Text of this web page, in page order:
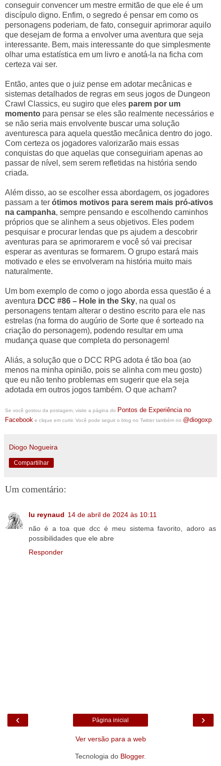
conseguir convencer um mestre ermitão de que ele é um
discípulo digno. Enfim, o segredo é pensar em como os
personagens poderiam, de fato, conseguir aprimorar aquilo
que desejam de forma a envolver uma aventura que seja
interessante. Bem, mais interessante do que simplesmente
olhar uma estatística em um livro e anotá-la na ficha com
certeza vai ser.
Então, antes que o juiz pense em adotar mecânicas e
sistemas detalhados de regras em seus jogos de Dungeon
Crawl Classics, eu sugiro que eles parem por um
momento para pensar se eles são realmente necessários e
se não seria mais envolvente buscar uma solução
aventuresca para aquela questão mecânica dentro do jogo.
Com certeza os jogadores valorizarão mais essas
conquistas do que aquelas que conseguiriam apenas ao
passar de nível, sem serem refletidas na história sendo
criada.
Além disso, ao se escolher essa abordagem, os jogadores
passam a ter ótimos motivos para serem mais pró-ativos
na campanha, sempre pensando e escolhendo caminhos
próprios que se alinhem a seus objetivos. Eles podem
pesquisar e procurar lendas que ps ajudem a descobrir
aventuras para se aprimorarem e você só vai precisar
esperar as aventuras se formarem. O grupo estará mais
motivado e eles se envolveram na história muito mais
naturalmente.
Um bom exemplo de como o jogo aborda essa questão é a
aventura DCC #86 – Hole in the Sky, na qual os
personagens tentam alterar o destino escrito para ele nas
estrelas (na forma do augúrio de Sorte que é sorteado na
criação do personagem), podendo resultar em uma
mudança quase que completa do personagem!
Aliás, a solução que o DCC RPG adota é tão boa (ao
menos na minha opinião, pois se alinha com meu gosto)
que eu não tenho problemas em sugerir que ela seja
adotada em outros jogos também. O que acham?
Se você gostou da postagem, visite a página do Pontos de Experiência no
Facebook e clique em curtir. Você pode seguir o blog no Twitter também no @diogoxp
Diogo Nogueira
Compartilhar
Um comentário:
lu reynaud 14 de abril de 2024 às 10:11
não é a toa que dcc é meu sistema favorito, adoro as
possibilidades que ele abre
Responder
‹ ›
Página inicial
Ver versão para a web
Tecnologia do Blogger.